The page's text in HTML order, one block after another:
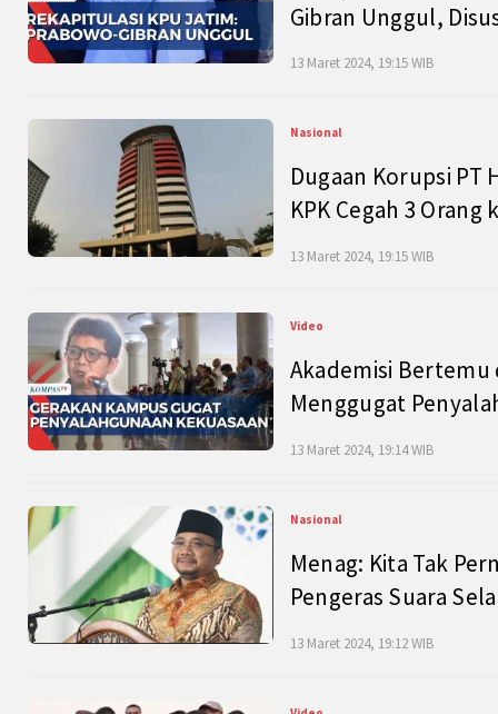
Gibran Unggul,
13 Maret 2024, 19:15 WIB
Nasional
Dugaan Korupsi PT
KPK Cegah 3 Orang
13 Maret 2024, 19:15 WIB
Video
Akademisi Bertemu
Menggugat
13 Maret 2024, 19:14 WIB
Nasional
Menag: Kita Tak
Pengeras Suara
13 Maret 2024, 19:12 WIB